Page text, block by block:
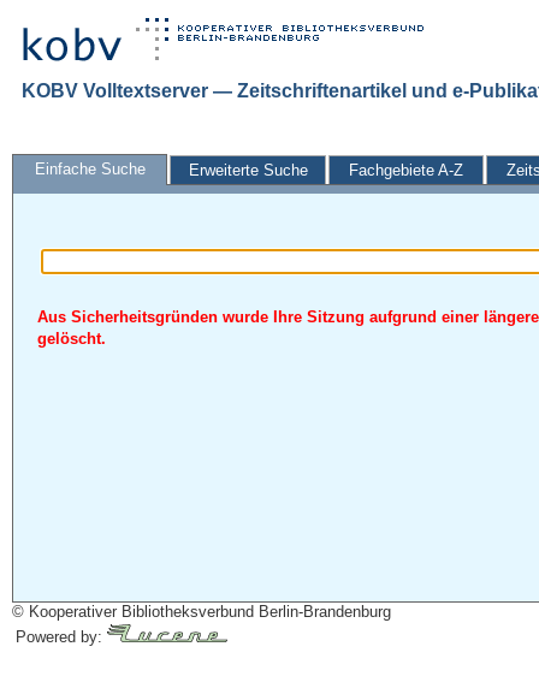
KOBV Volltextserver — Zeitschriftenartikel und e-
Einfache Suche Erweiterte Suche Fachgebiete A-Z
Aus Sicherheitsgründen wurde Ihre Sitzung aufgrund einer
gelöscht.
© Kooperativer Bibliotheksverbund Berlin-Brandenburg
Powered by: